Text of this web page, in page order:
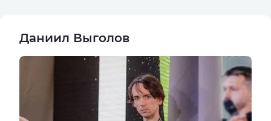
Даниил Выголов